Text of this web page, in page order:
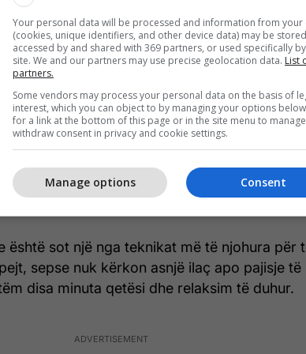
e metodës ka të bëjë me qetësimin e
të imagjinojë një skenë paqësore, si
në një liqen të qetë ose të pushojë në një
të qetë. Nëse shfaqen mendime
t'i injoroni ato dhe të riktheni fokusin te
funksionon njësoj për të gjithë, shumë
i rregullt i ndihmon të bien në gjumë
Ekspertët thonë se funksionon më mirë me
më pak përdorim të telefonit para gjumit
në mbrëmje.
është sot një nga teknikat më të njohura për
sepse nuk kërkon asnjë ilaç apo pajisje të
disa minuta qetësi dhe relaksim të duhur.
Your personal data will be processed and information from your
(cookies, unique identifiers, and other device data) may be
accessed by and shared with 369 partners, or used specifically
site. We and our partners may use precise geolocation data. List
partners.
Some vendors may process your personal data on the basis of
interest, which you can object to by managing your options
for a link at the bottom of this page or in the site menu to
withdraw consent in privacy and cookie settings.
Consent
Manage options